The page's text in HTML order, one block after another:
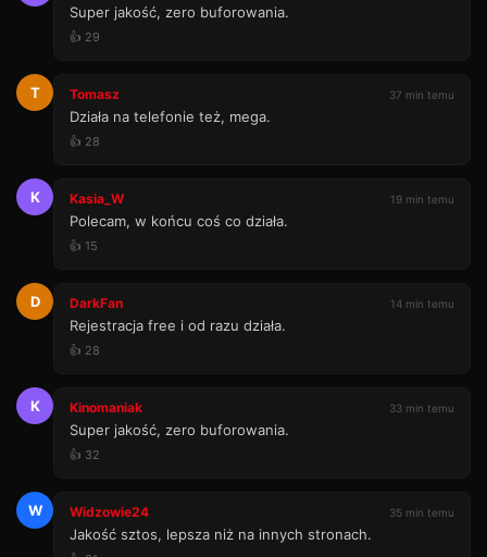
Super jakość, zero buforowania.
👍 29
T Tomasz 37 min temu
Działa na telefonie też, mega.
👍 28
K Kasia_W 19 min temu
Polecam, w końcu coś co działa.
👍 15
D DarkFan 14 min temu
Rejestracja free i od razu działa.
👍 28
K Kinomaniak 33 min temu
Super jakość, zero buforowania.
👍 32
W Widzowie24 35 min temu
Jakość sztos, lepsza niż na innych stronach.